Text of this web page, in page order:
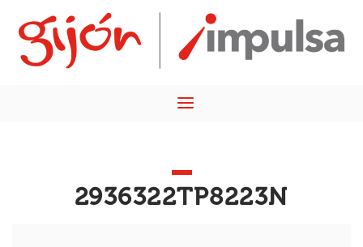
content
Home
Menu
2936322TP8223N